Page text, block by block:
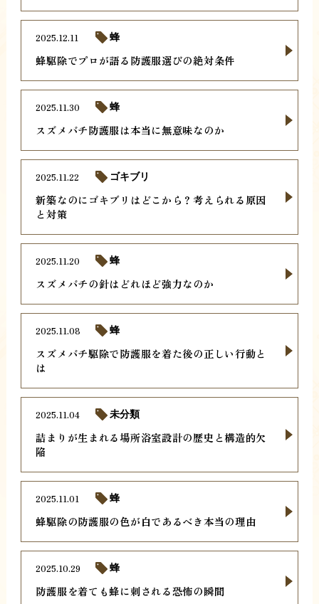
蜂駆除でプロが語る防護服選びの絶対条件
2025.12.11 蜂
スズメバチ防護服は本当に無意味なのか
2025.11.30 蜂
新築なのにゴキブリはどこから？考えられる原因
と対策
2025.11.22 ゴキブリ
スズメバチの針はどれほど強力なのか
2025.11.20 蜂
スズメバチ駆除で防護服を着た後の正しい行動と
は
2025.11.08 蜂
詰まりが生まれる場所浴室設計の歴史と構造的欠
陥
2025.11.04 未分類
蜂駆除の防護服の色が白であるべき本当の理由
2025.11.01 蜂
防護服を着ても蜂に刺される恐怖の瞬間
2025.10.29 蜂